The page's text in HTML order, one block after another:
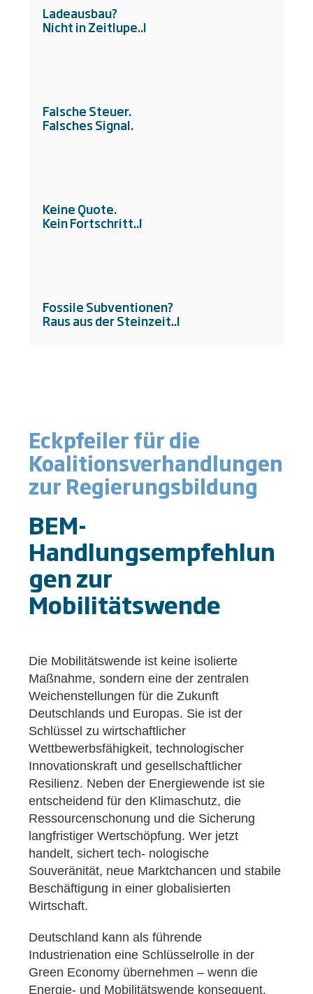
Ladeausbau?
Nicht in Zeitlupe..!
Falsche Steuer.
Falsches Signal.
Keine Quote.
Kein Fortschritt..!
Fossile Subventionen?
Raus aus der Steinzeit..!
Eckpfeiler für die
Koalitionsverhandlungen
zur Regierungsbildung
BEM-
Handlungsempfehlun
gen zur
Mobilitätswende
Die Mobilitätswende ist keine isolierte
Maßnahme, sondern eine der zentralen
Weichenstellungen für die Zukunft
Deutschlands und Europas. Sie ist der
Schlüssel zu wirtschaftlicher
Wettbewerbsfähigkeit, technologischer
Innovationskraft und gesellschaftlicher
Resilienz. Neben der Energiewende ist sie
entscheidend für den Klimaschutz, die
Ressourcenschonung und die Sicherung
langfristiger Wertschöpfung. Wer jetzt
handelt, sichert tech- nologische
Souveränität, neue Marktchancen und stabile
Beschäftigung in einer globalisierten
Wirtschaft.
Deutschland kann als führende
Industrienation eine Schlüsselrolle in der
Green Economy übernehmen – wenn die
Energie- und Mobilitätswende konsequent,